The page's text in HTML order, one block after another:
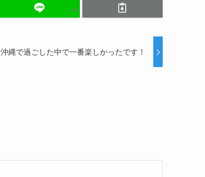
沖縄で過ごした中で一番楽しかったです！